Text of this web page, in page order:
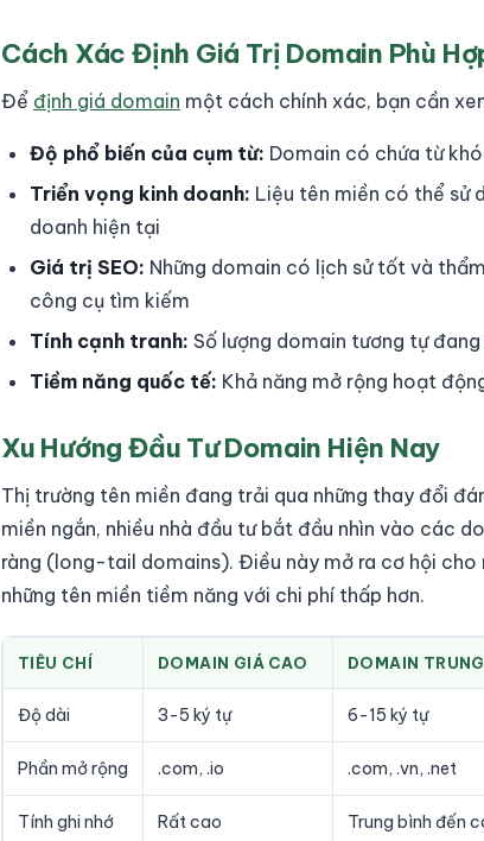
Cách Xác Định Giá Trị Domain Phù
Để định giá domain một cách chính xác, bạn cần
Độ phổ biến của cụm từ: Domain có chứa từ
Triển vọng kinh doanh: Liệu tên miền có thể sử
doanh hiện tại
Giá trị SEO: Những domain có lịch sử tốt và
công cụ tìm kiếm
Tính cạnh tranh: Số lượng domain tương tự
Tiềm năng quốc tế: Khả năng mở rộng hoạt
Xu Hướng Đầu Tư Domain Hiện Nay
Thị trường tên miền đang trải qua những thay đổi
miền ngắn, nhiều nhà đầu tư bắt đầu nhìn vào các
ràng (long-tail domains). Điều này mở ra cơ hội cho
những tên miền tiềm năng với chi phí thấp hơn.
TIÊU CHÍ DOMAIN GIÁ CAO DOMAIN
Độ dài 3-5 ký tự 6-15 ký tự
Phần mở rộng .com, .io .com, .vn, .net
Tính ghi nhớ Rất cao Trung bình đến